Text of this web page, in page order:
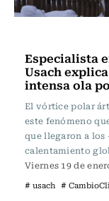
Especialista
Usach
intensa ola
El vórtice polar
este fenómeno
que llegaron a los
calentamiento
Viernes 19 de
# usach #